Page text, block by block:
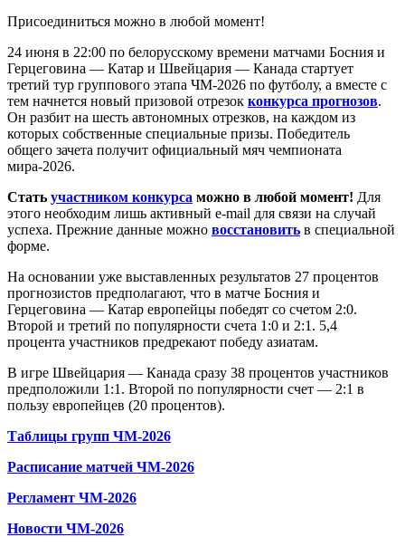
Присоединиться можно в любой момент!
24 июня в 22:00 по белорусскому времени матчами Босния и
Герцеговина — Катар и Швейцария — Канада стартует
третий тур группового этапа ЧМ-2026 по футболу, а вместе с
тем начнется новый призовой отрезок конкурса прогнозов.
Он разбит на шесть автономных отрезков, на каждом из
которых собственные специальные призы. Победитель
общего зачета получит официальный мяч чемпионата
мира-2026.
Стать участником конкурса можно в любой момент! Для
этого необходим лишь активный e-mail для связи на случай
успеха. Прежние данные можно восстановить в специальной
форме.
На основании уже выставленных результатов 27 процентов
прогнозистов предполагают, что в матче Босния и
Герцеговина — Катар европейцы победят со счетом 2:0.
Второй и третий по популярности счета 1:0 и 2:1. 5,4
процента участников предрекают победу азиатам.
В игре Швейцария — Канада сразу 38 процентов участников
предположили 1:1. Второй по популярности счет — 2:1 в
пользу европейцев (20 процентов).
Таблицы групп ЧМ-2026
Расписание матчей ЧМ-2026
Регламент ЧМ-2026
Новости ЧМ-2026